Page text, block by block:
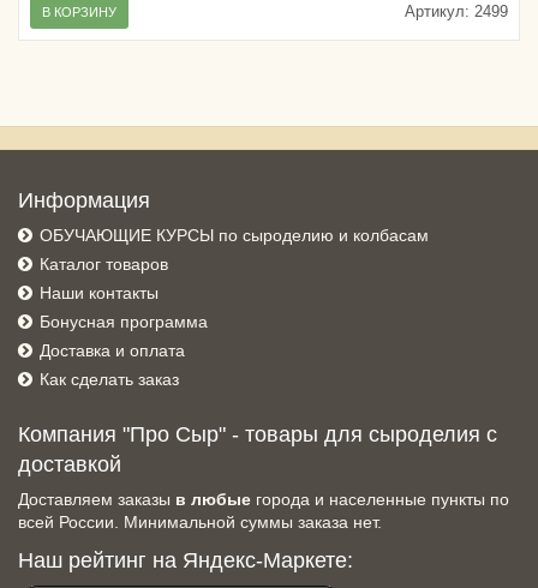
Артикул: 2499
В КОРЗИНУ
Информация
ОБУЧАЮЩИЕ КУРСЫ по сыроделию и колбасам
Каталог товаров
Наши контакты
Бонусная программа
Доставка и оплата
Как сделать заказ
Компания "Про Сыр" - товары для сыроделия с
доставкой
Доставляем заказы в любые города и населенные пункты по
всей России. Минимальной суммы заказа нет.
Наш рейтинг на Яндекс-Маркете: